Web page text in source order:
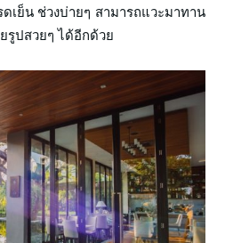
เย็น ช่วงบ่ายๆ สามารถแวะมาทาน
รูปสวยๆ ได้อีกด้วย